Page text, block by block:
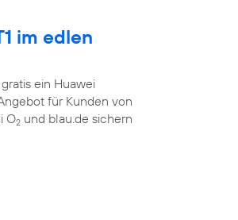
im edlen
ein Huawei
für Kunden von
O2 und blau.de sichern